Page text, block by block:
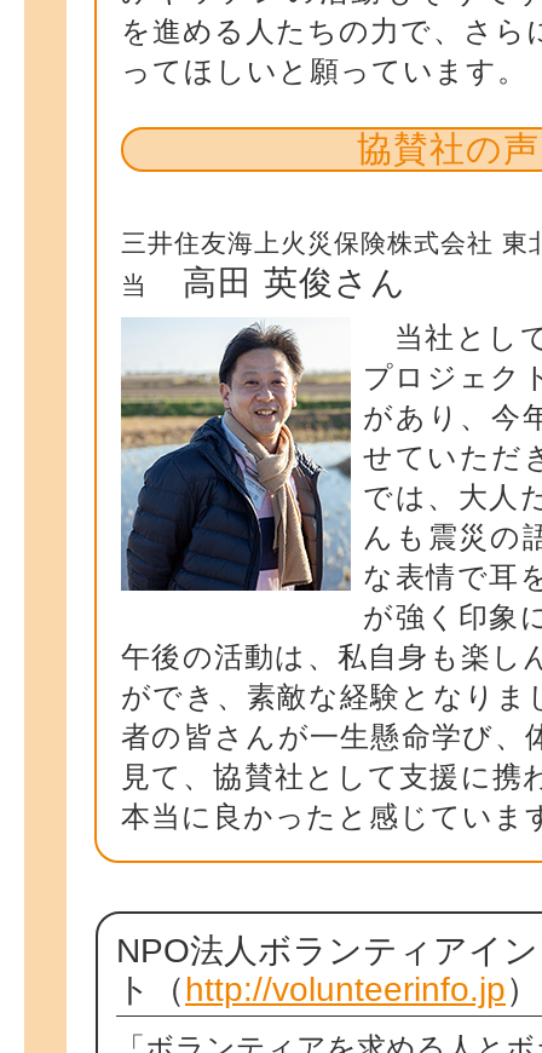
を進める人たちの力で、さら
ってほしいと願っています。
協賛社の声
三井住友海上火災保険株式会社 東
当
高田 英俊さん
当社とし
プロジェク
があり、今
せていただ
では、大人
んも震災の
な表情で耳
が強く印象
午後の活動は、私自身も楽し
ができ、素敵な経験となりま
者の皆さんが一生懸命学び、
見て、協賛社として支援に携
本当に良かったと感じていま
NPO法人ボランティアイ
ト（http://volunteerinfo.jp）